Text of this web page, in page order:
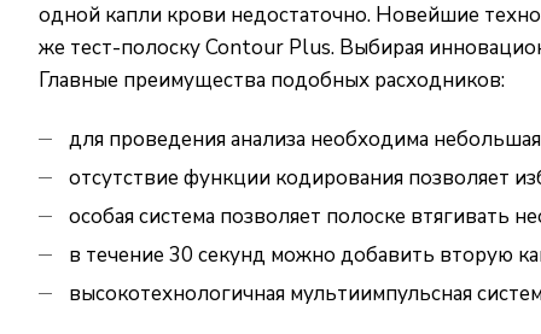
одной капли крови недостаточно. Новейшие
же тест-полоску Contour Plus. Выбирая
Главные преимущества подобных расходников:
для проведения анализа необходима
отсутствие функции кодирования позволяет
особая система позволяет полоске втягивать
в течение 30 секунд можно добавить вторую
высокотехнологичная мультиимпульсная